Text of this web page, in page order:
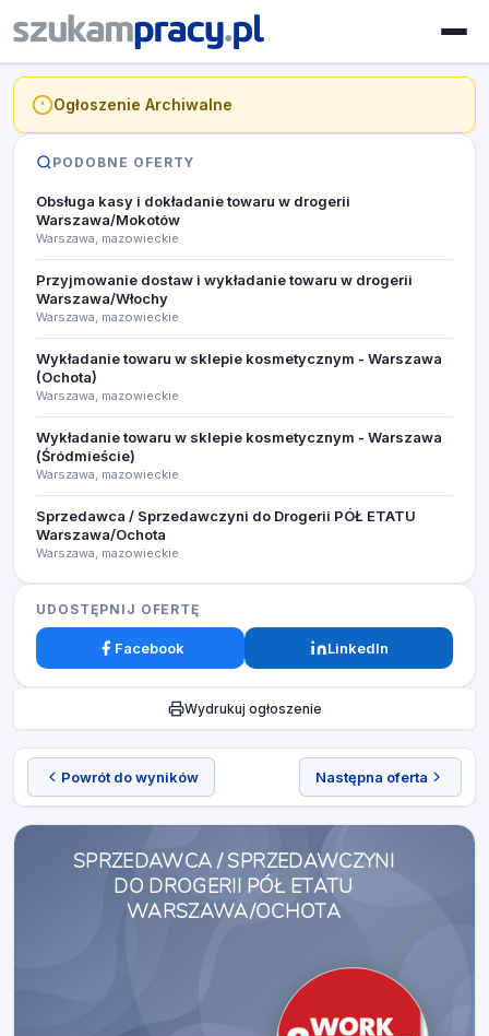
Powrót do wyników Następna oferta
SPRZEDAWCA / SPRZEDAWCZYNI
DO DROGERII PÓŁ ETATU
WARSZAWA/OCHOTA
Ogłoszenie Archiwalne
PODOBNE OFERTY
Obsługa kasy i dokładanie towaru w drogerii
Warszawa/Mokotów
Warszawa, mazowieckie
Przyjmowanie dostaw i wykładanie towaru w drogerii
Warszawa/Włochy
Warszawa, mazowieckie
Wykładanie towaru w sklepie kosmetycznym - Warszawa
(Ochota)
Warszawa, mazowieckie
Wykładanie towaru w sklepie kosmetycznym - Warszawa
(Śródmieście)
Warszawa, mazowieckie
Sprzedawca / Sprzedawczyni do Drogerii PÓŁ ETATU
Warszawa/Ochota
Warszawa, mazowieckie
UDOSTĘPNIJ OFERTĘ
Facebook LinkedIn
Wydrukuj ogłoszenie